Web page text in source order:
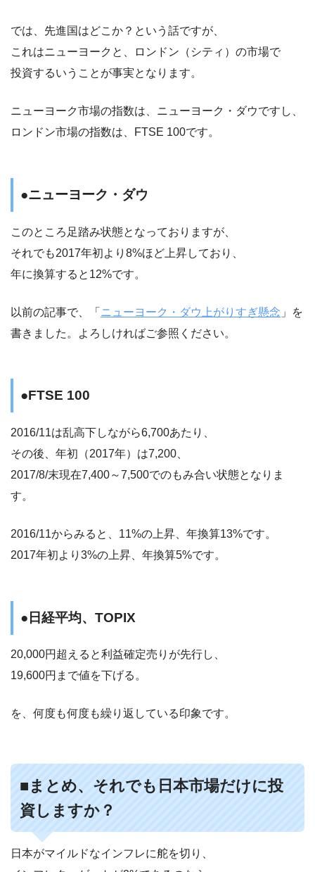
では、先進国はどこか？という話ですが、
これはニューヨークと、ロンドン（シティ）の市場で
投資するいうことが事実となります。
ニューヨーク市場の指数は、ニューヨーク・ダウですし、
ロンドン市場の指数は、FTSE 100です。
●ニューヨーク・ダウ
このところ足踏み状態となっておりますが、
それでも2017年初より8%ほど上昇しており、
年に換算すると12%です。
以前の記事で、「 ニューヨーク・ダウ上がりすぎ懸念 」を
書きました。よろしければご参照ください。
●FTSE 100
2016/11は乱高下しながら6,700あたり、
その後、年初（2017年）は7,200、
2017/8/末現在7,400～7,500でのもみ合い状態となりま
す。
2016/11からみると、11%の上昇、年換算13%です。
2017年初より3%の上昇、年換算5%です。
●日経平均、TOPIX
20,000円超えると利益確定売りが先行し、
19,600円まで値を下げる。
を、何度も何度も繰り返している印象です。
■まとめ、それでも日本市場だけに投
資しますか？
日本がマイルドなインフレに舵を切り、